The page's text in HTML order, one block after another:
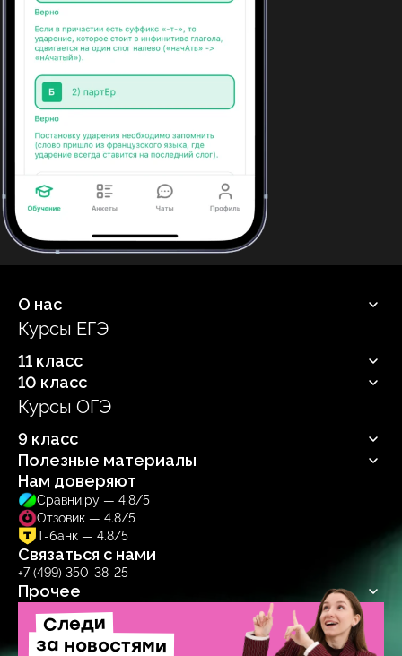
О нас
Продюсерский центр
Курсы ЕГЭ
11 класс
Русский язык
Профильная математика
Информатика
Обществознание
Биология
10 класс
Русский язык
Информатика
Обществознание
Биология
Курсы ОГЭ
9 класс
Русский язык
Полезные материалы
Блог
Учебник
Тренажер
Нам доверяют
Сравни.ру — 4.8/5
Отзовик — 4.8/5
Т-банк — 4.8/5
Связаться с нами
+7 (499) 350-38-25
Прочее
Договор-оферта
Политика обработки
Следи
за новостями